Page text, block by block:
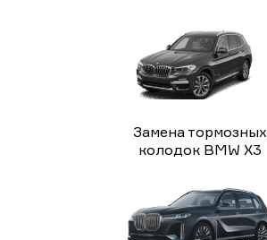
Замена тормозных
колодок BMW X3